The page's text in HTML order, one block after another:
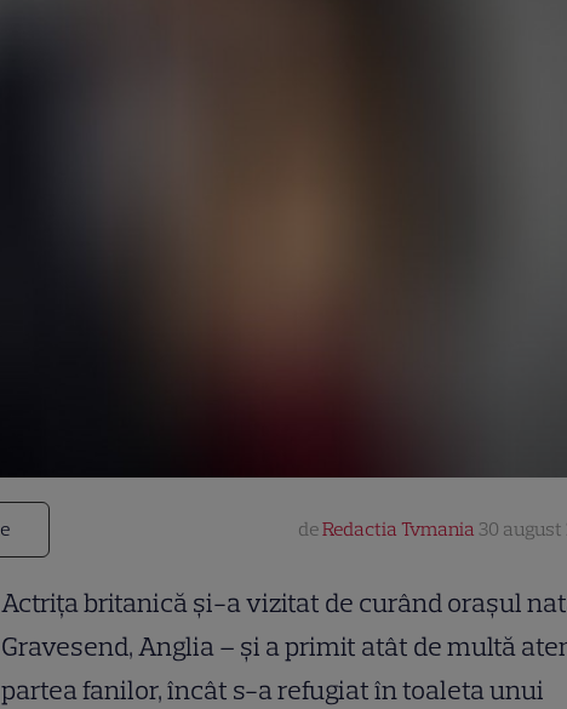
deRedactia Tvmania 30 august
Actriţa britanică şi-a vizitat de curând oraşul
Gravesend, Anglia – şi a primit atât de multă
partea fanilor, încât s-a refugiat în toaleta unui